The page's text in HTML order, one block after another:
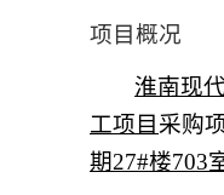
项目概况
淮南现
工项目 采购
期27#楼703